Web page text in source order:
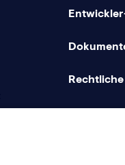
Hilfe-